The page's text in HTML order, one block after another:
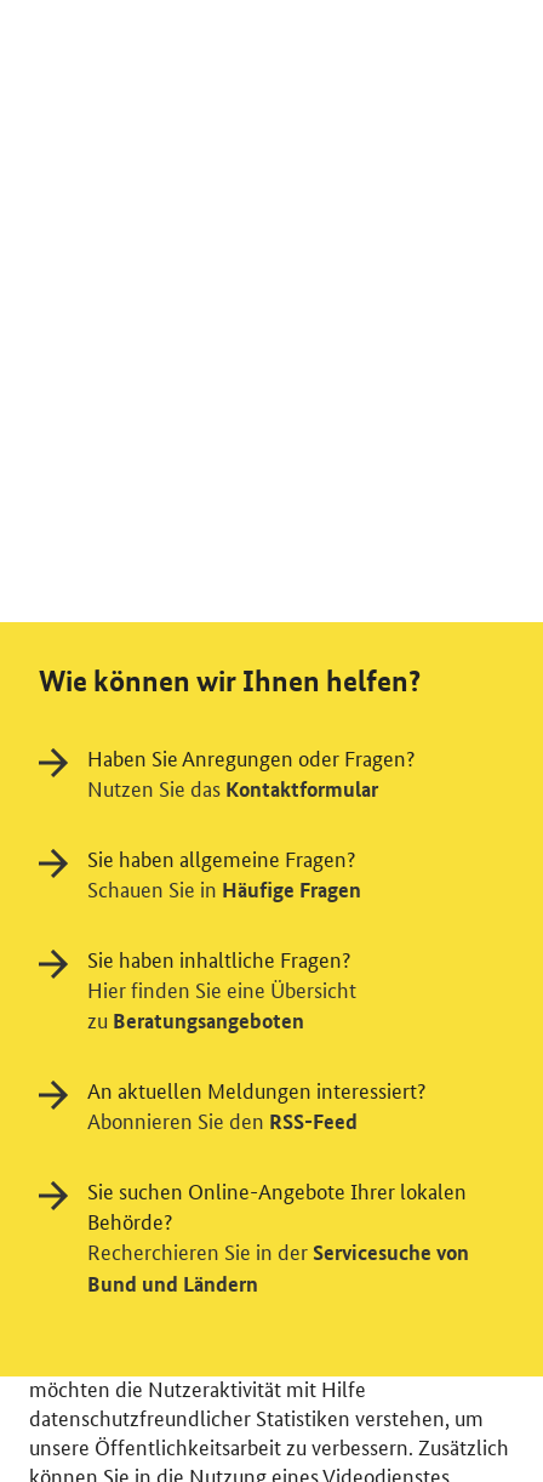
Einwilligung in Tracking und / oder
Videodienst
möchten die Nutzeraktivität mit Hilfe
datenschutzfreundlicher Statistiken verstehen, um
unsere Öffentlichkeitsarbeit zu verbessern. Zusätzlich
können Sie in die Nutzung eines Videodienstes
Wie können wir Ihnen helfen?
Haben Sie Anregungen oder Fragen?
Nutzen Sie das Kontaktformular
Sie haben allgemeine Fragen?
Schauen Sie in Häufige Fragen
Sie haben inhaltliche Fragen?
Hier finden Sie eine Übersicht
zu Beratungsangeboten
An aktuellen Meldungen interessiert?
Abonnieren Sie den RSS-Feed
Sie suchen Online-Angebote Ihrer lokalen
Behörde?
Recherchieren Sie in der Servicesuche von
Bund und Ländern